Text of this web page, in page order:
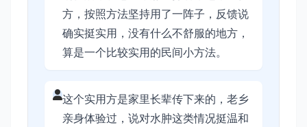
方，按照方法坚持用了一阵子，反馈说
确实挺实用，没有什么不舒服的地方，
算是一个比较实用的民间小方法。
这个实用方是家里长辈传下来的，老乡
亲身体验过，说对水肿这类情况挺温和